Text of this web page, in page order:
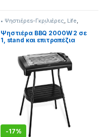
• Ψηστιέρεs-Γκριλιέρες Life
Συσκευές Κουζίνας
Ψηστιέρα BBQ 2000W 2 σε
1, stand και επιτραπέζια
-17%